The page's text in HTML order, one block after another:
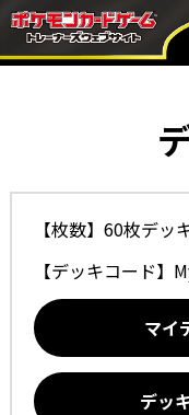
【枚数】60枚デッ
【デッキコード】
マイ
デッ